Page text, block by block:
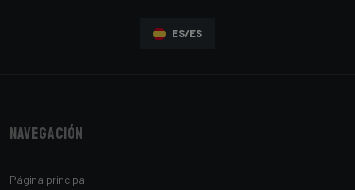
ES/ES
Navegación
Página principal